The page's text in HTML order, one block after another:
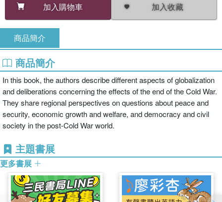
加入購物車 加入收藏
商品簡介
商品簡介
In this book, the authors describe different aspects of globalization
and deliberations concerning the effects of the end of the Cold War.
They share regional perspectives on questions about peace and
security, economic growth and welfare, and democracy and civil
society in the post-Cold War world.
主題書展
更多書展